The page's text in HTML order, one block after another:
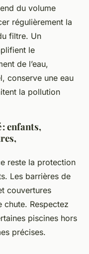
du volume
régulièrement la
filtre. Un
le
de l’eau,
conserve une eau
la pollution
enfants,
reste la protection
Les barrières de
couvertures
chute. Respectez
piscines hors
précises.